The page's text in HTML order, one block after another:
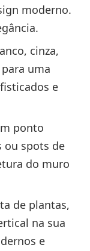
moderno.
cinza,
uma
e
ponto
ou spots de
do muro
de plantas,
na sua
e